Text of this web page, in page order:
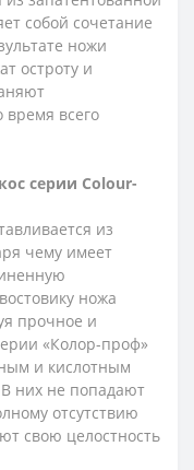
собой сочетание
ножи
остроту и
всего
серии Сolour-
из
чему имеет
ножа
прочное и
«Колор-проф»
и кислотным
них не попадают
отсутствию
свою целостность